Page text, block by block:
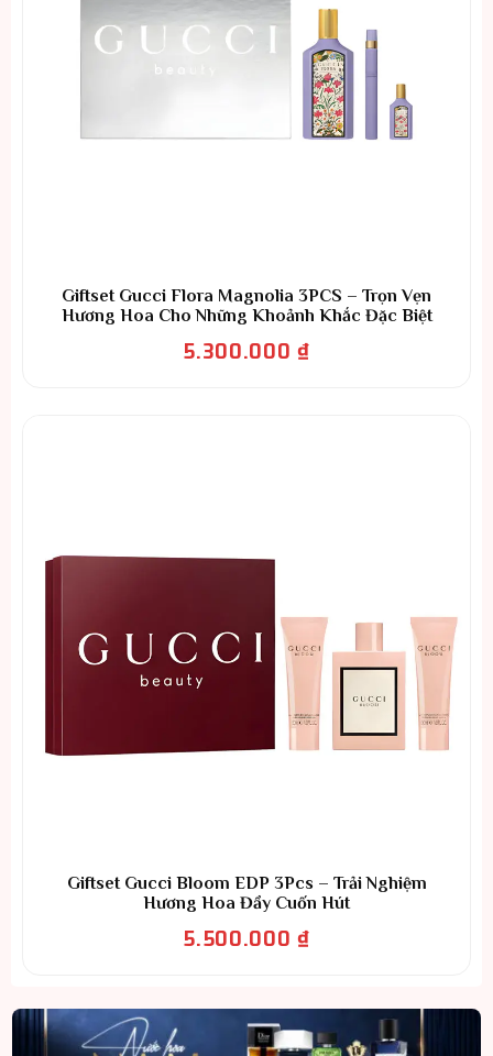
Giftset Gucci Flora Magnolia 3PCS – Trọn Vẹn
Hương Hoa Cho Những Khoảnh Khắc Đặc Biệt
5.300.000₫
Giftset Gucci Bloom EDP 3Pcs – Trải Nghiệm
Hương Hoa Đầy Cuốn Hút
5.500.000₫